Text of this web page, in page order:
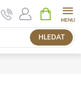
HLEDAT
NÁKUPNÍ
KOŠÍK